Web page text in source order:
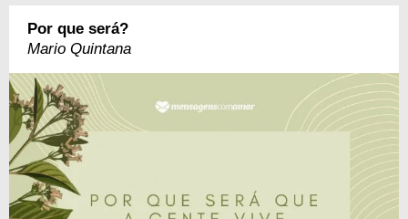
Por que será?
Mario Quintana